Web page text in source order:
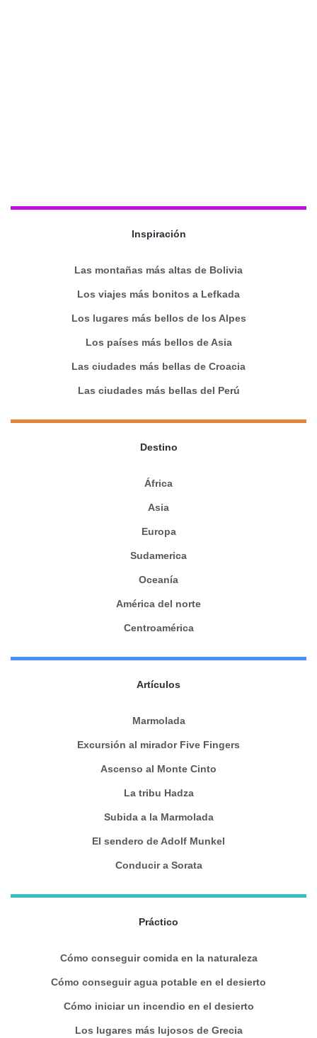
Inspiración
Las montañas más altas de Bolivia
Los viajes más bonitos a Lefkada
Los lugares más bellos de los Alpes
Los países más bellos de Asia
Las ciudades más bellas de Croacia
Las ciudades más bellas del Perú
Destino
África
Asia
Europa
Sudamerica
Oceanía
América del norte
Centroamérica
Artículos
Marmolada
Excursión al mirador Five Fingers
Ascenso al Monte Cinto
La tribu Hadza
Subida a la Marmolada
El sendero de Adolf Munkel
Conducir a Sorata
Práctico
Cómo conseguir comida en la naturaleza
Cómo conseguir agua potable en el desierto
Cómo iniciar un incendio en el desierto
Los lugares más lujosos de Grecia